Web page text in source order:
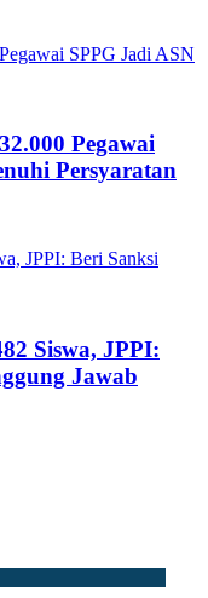
Pegawai
Persyaratan
Siswa, JPPI:
Jawab